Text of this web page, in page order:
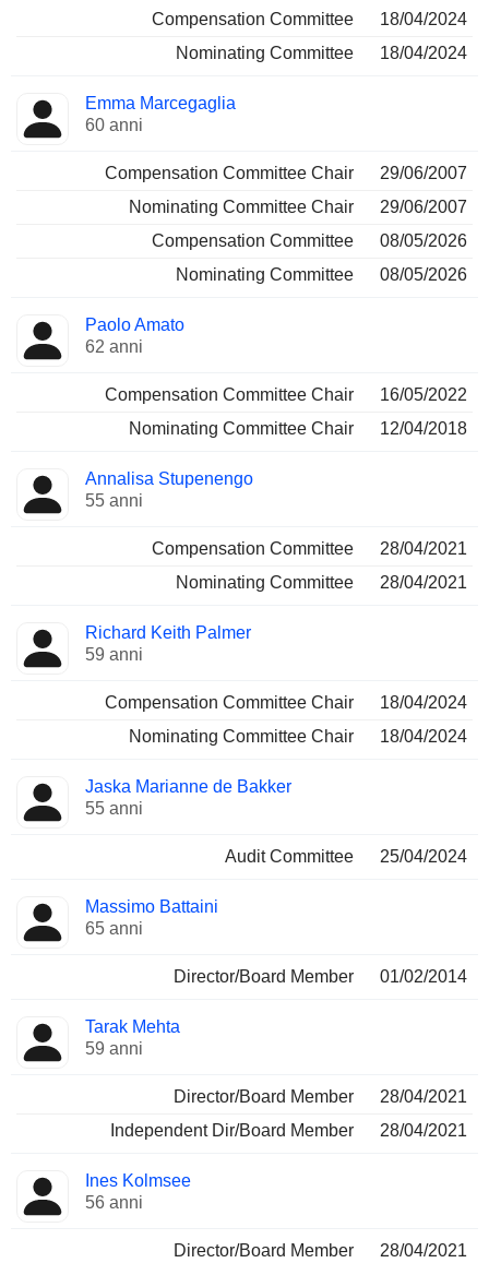
Compensation Committee
18/04/2024
Nominating Committee
18/04/2024
Emma Marcegaglia
60 anni
Compensation Committee Chair
29/06/2007
Nominating Committee Chair
29/06/2007
Compensation Committee
08/05/2026
Nominating Committee
08/05/2026
Paolo Amato
62 anni
Compensation Committee Chair
16/05/2022
Nominating Committee Chair
12/04/2018
Annalisa Stupenengo
55 anni
Compensation Committee
28/04/2021
Nominating Committee
28/04/2021
Richard Keith Palmer
59 anni
Compensation Committee Chair
18/04/2024
Nominating Committee Chair
18/04/2024
Jaska Marianne de Bakker
55 anni
Audit Committee 25/04/2024
Massimo Battaini
65 anni
Director/Board Member 01/02/2014
Tarak Mehta
59 anni
Director/Board Member
28/04/2021
Independent Dir/Board Member
28/04/2021
Ines Kolmsee
56 anni
Director/Board Member 28/04/2021